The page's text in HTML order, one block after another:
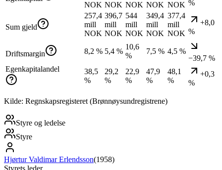
NOK NOK NOK NOK NOK %
Sum gjeld
257,4
mill
NOK
396,7
mill
NOK
544
mill
NOK
349,4
mill
NOK
377,4
mill
NOK
+8,0
%
Driftsmargin 8,2 % 5,4 %
10,6
%
7,5 % 4,5 %
−39,7 %
Egenkapitalandel
38,5
%
29,2
%
22,9
%
47,9
%
48,1
%
+0,3
%
Kilde: Regnskapsregisteret (Brønnøysundregistrene)
Styre og ledelse
Styre
Hjørtur Valdimar Erlendsson(1958)
Styrets leder